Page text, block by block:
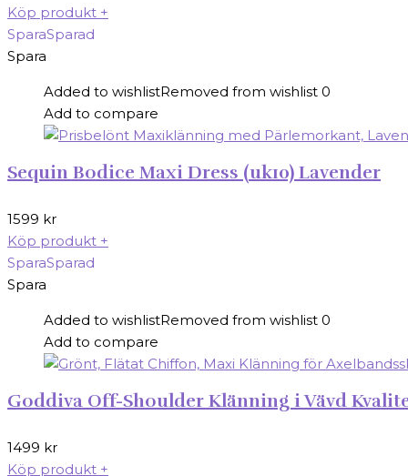
Köp produkt +
SparaSparad
Spara
Added to wishlistRemoved from wishlist 0
Add to compare
Sequin Bodice Maxi Dress (uk10) Lavender
1599 kr
Köp produkt +
SparaSparad
Spara
Added to wishlistRemoved from wishlist 0
Add to compare
Goddiva Off-Shoulder Klänning i Vävd
1499 kr
Köp produkt +